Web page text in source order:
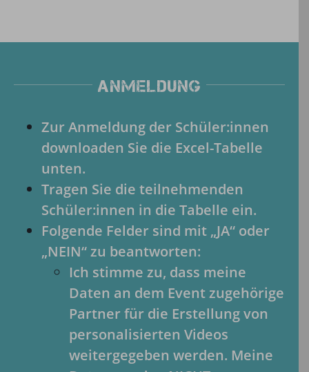
Anmeldung
Zur Anmeldung der Schüler:innen
downloaden Sie die Excel-Tabelle
unten.
Tragen Sie die teilnehmenden
Schüler:innen in die Tabelle ein.
Folgende Felder sind mit „JA“ oder
„NEIN“ zu beantworten:
Ich stimme zu, dass meine
Daten an dem Event zugehörige
Partner für die Erstellung von
personalisierten Videos
weitergegeben werden. Meine